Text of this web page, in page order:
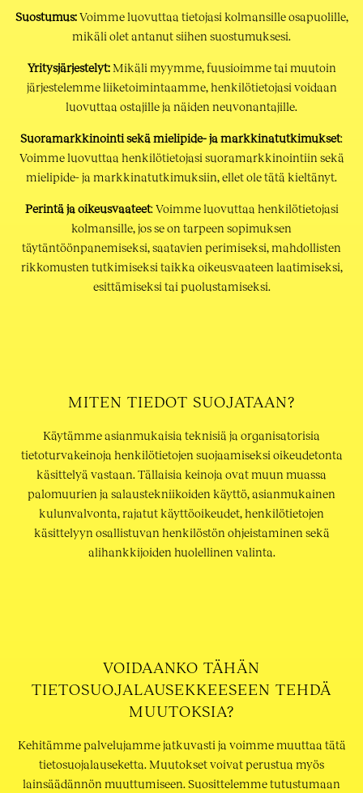
Suostumus:Voimme luovuttaa tietojasi kolmansille osapuolille,
mikäli olet antanut siihen suostumuksesi.
Yritysjärjestelyt:Mikäli myymme, fuusioimme tai muutoin
järjestelemme liiketoimintaamme, henkilötietojasi voidaan
luovuttaa ostajille ja näiden neuvonantajille.
Suoramarkkinointi sekä mielipide- ja markkinatutkimukset:
Voimme luovuttaa henkilötietojasi suoramarkkinointiin sekä
mielipide- ja markkinatutkimuksiin, ellet ole tätä kieltänyt.
Perintä ja oikeusvaateet: Voimme luovuttaa henkilötietojasi
kolmansille, jos se on tarpeen sopimuksen
täytäntöönpanemiseksi, saatavien perimiseksi, mahdollisten
rikkomusten tutkimiseksi taikka oikeusvaateen laatimiseksi,
esittämiseksi tai puolustamiseksi.
MITEN TIEDOT SUOJATAAN?
Käytämme asianmukaisia teknisiä ja organisatorisia
tietoturvakeinoja henkilötietojen suojaamiseksi oikeudetonta
käsittelyä vastaan. Tällaisia keinoja ovat muun muassa
palomuurien ja salaustekniikoiden käyttö, asianmukainen
kulunvalvonta, rajatut käyttöoikeudet, henkilötietojen
käsittelyyn osallistuvan henkilöstön ohjeistaminen sekä
alihankkijoiden huolellinen valinta.
VOIDAANKO TÄHÄN
TIETOSUOJALAUSEKKEESEEN TEHDÄ
MUUTOKSIA?
Kehitämme palvelujamme jatkuvasti ja voimme muuttaa tätä
tietosuojalauseketta. Muutokset voivat perustua myös
lainsäädännön muuttumiseen. Suosittelemme tutustumaan